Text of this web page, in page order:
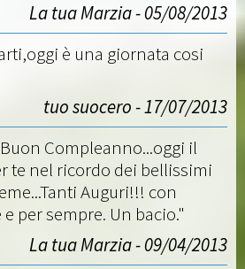
La tua Marzia - 05/08/2013
è una giornata cosi
tuo suocero - 17/07/2013
Compleanno...oggi il
te nel ricordo dei bellissimi
Auguri!!! con
per sempre. Un bacio."
La tua Marzia - 09/04/2013